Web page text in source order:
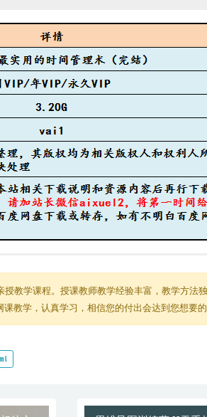
教学课程。授课教师教学经验丰富，教学方法
教学，认真学习，相信您的付出会达到您想要的